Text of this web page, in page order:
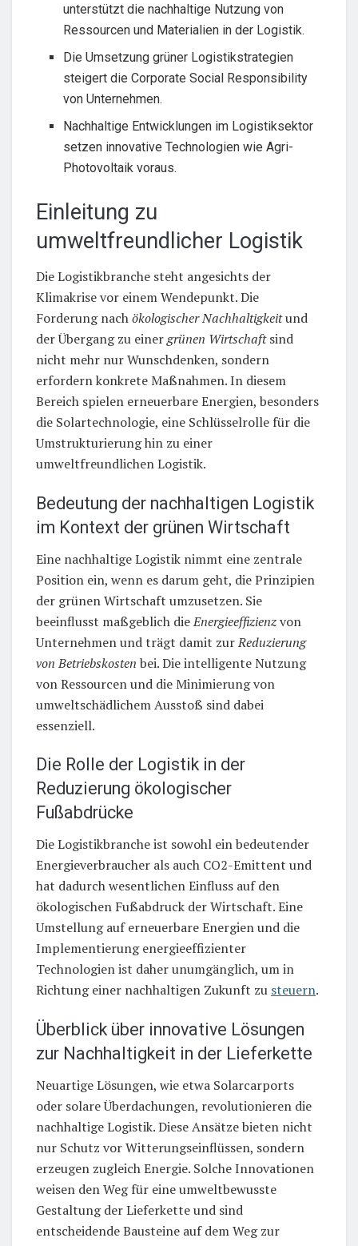
unterstützt die nachhaltige Nutzung von
Ressourcen und Materialien in der Logistik.
Die Umsetzung grüner Logistikstrategien
steigert die Corporate Social Responsibility
von Unternehmen.
Nachhaltige Entwicklungen im Logistiksektor
setzen innovative Technologien wie Agri-
Photovoltaik voraus.
Einleitung zu
umweltfreundlicher Logistik
Die Logistikbranche steht angesichts der
Klimakrise vor einem Wendepunkt. Die
Forderung nachökologischer Nachhaltigkeitund
der Übergang zu einergrünen Wirtschaftsind
nicht mehr nur Wunschdenken, sondern
erfordern konkrete Maßnahmen. In diesem
Bereich spielen erneuerbare Energien, besonders
die Solartechnologie, eine Schlüsselrolle für die
Umstrukturierung hin zu einer
umweltfreundlichen Logistik.
Bedeutung der nachhaltigen Logistik
im Kontext der grünen Wirtschaft
Eine nachhaltige Logistik nimmt eine zentrale
Position ein, wenn es darum geht, die Prinzipien
der grünen Wirtschaft umzusetzen. Sie
beeinflusst maßgeblich dieEnergieeffizienzvon
Unternehmen und trägt damit zurReduzierung
von Betriebskosten bei. Die intelligente Nutzung
von Ressourcen und die Minimierung von
umweltschädlichem Ausstoß sind dabei
essenziell.
Die Rolle der Logistik in der
Reduzierung ökologischer
Fußabdrücke
Die Logistikbranche ist sowohl ein bedeutender
Energieverbraucher als auch CO2-Emittent und
hat dadurch wesentlichen Einfluss auf den
ökologischen Fußabdruck der Wirtschaft. Eine
Umstellung auf erneuerbare Energien und die
Implementierung energieeffizienter
Technologien ist daher unumgänglich, um in
Richtung einer nachhaltigen Zukunft zu steuern.
Überblick über innovative Lösungen
zur Nachhaltigkeit in der Lieferkette
Neuartige Lösungen, wie etwa Solarcarports
oder solare Überdachungen, revolutionieren die
nachhaltige Logistik. Diese Ansätze bieten nicht
nur Schutz vor Witterungseinflüssen, sondern
erzeugen zugleich Energie. Solche Innovationen
weisen den Weg für eine umweltbewusste
Gestaltung der Lieferkette und sind
entscheidende Bausteine auf dem Weg zur